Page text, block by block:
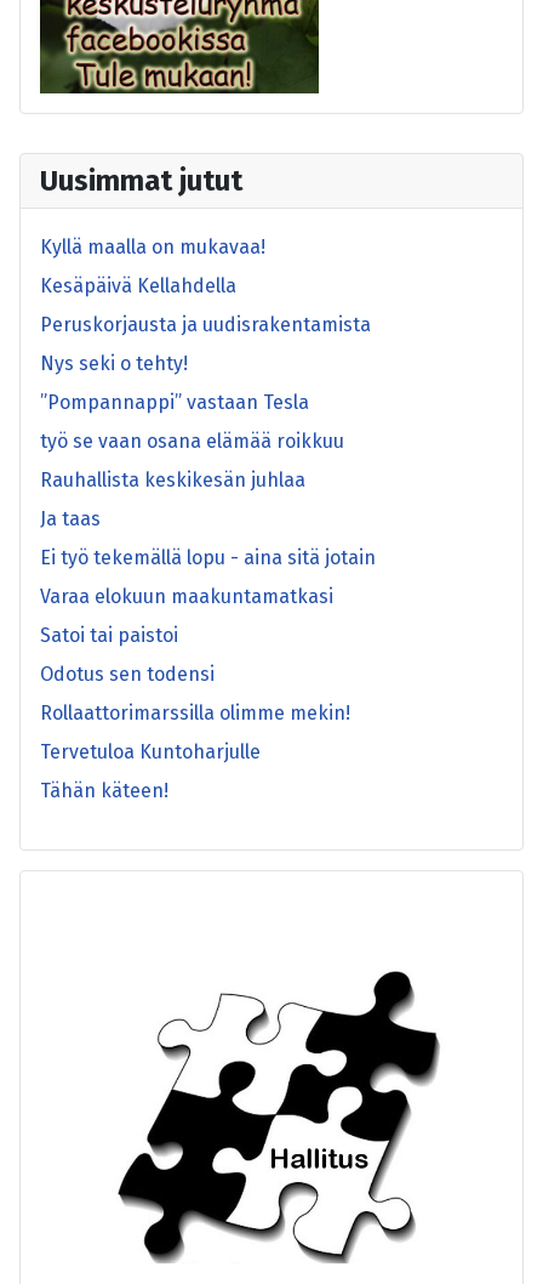
Uusimmat jutut
Kyllä maalla on mukavaa!
Kesäpäivä Kellahdella
Peruskorjausta ja uudisrakentamista
Nys seki o tehty!
”Pompannappi” vastaan Tesla
työ se vaan osana elämää roikkuu
Rauhallista keskikesän juhlaa
Ja taas
Ei työ tekemällä lopu - aina sitä jotain
Varaa elokuun maakuntamatkasi
Satoi tai paistoi
Odotus sen todensi
Rollaattorimarssilla olimme mekin!
Tervetuloa Kuntoharjulle
Tähän käteen!